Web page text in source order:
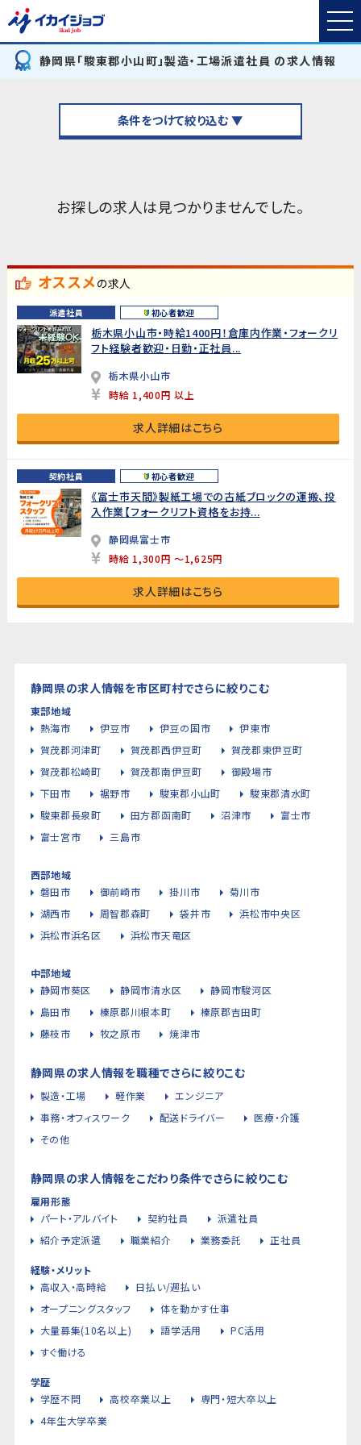
静岡県「駿東郡小山町」製造・工場派遣社員 の求人情報
条件をつけて絞り込む ▼
お探しの求人は見つかりませんでした。
オススメの求人
派遣社員 初心者歓迎
栃木県小山市・時給1400円！倉庫内作業・フォークリ
フト経験者歓迎・日勤・正社員...
栃木県小山市
時給 1,400円 以上
求人詳細はこちら
契約社員 初心者歓迎
《富士市天間》製紙工場での古紙ブロックの運搬、投
入作業【フォークリフト資格をお持...
静岡県富士市
時給 1,300円 ～1,625円
求人詳細はこちら
静岡県の求人情報を市区町村でさらに絞りこむ
東部地域
熱海市
伊豆市 伊豆の国市
伊東市
賀茂郡河津町
賀茂郡西伊豆町
賀茂郡東伊豆町
賀茂郡松崎町
賀茂郡南伊豆町
御殿場市
下田市
裾野市 駿東郡小山町
駿東郡清水町
駿東郡長泉町
田方郡函南町 沼津市
富士市
富士宮市
三島市
西部地域
磐田市
御前崎市 掛川市
菊川市
湖西市
周智郡森町 袋井市
浜松市中央区
浜松市浜名区
浜松市天竜区
中部地域
静岡市葵区
静岡市清水区
静岡市駿河区
島田市
榛原郡川根本町
榛原郡吉田町
藤枝市
牧之原市 焼津市
静岡県の求人情報を職種でさらに絞りこむ
製造・工場 軽作業
エンジニア
事務・オフィスワーク
配送ドライバー
医療・介護
その他
静岡県の求人情報をこだわり条件でさらに絞りこむ
雇用形態
パート・アルバイト
契約社員
派遣社員
紹介予定派遣
職業紹介 業務委託 正社員
経験・メリット
高収入・高時給
日払い/週払い
オープニングスタッフ
体を動かす仕事
大量募集(10名以上)
語学活用
PC活用
すぐ働ける
学歴
学歴不問
高校卒業以上
専門・短大卒以上
4年生大学卒業